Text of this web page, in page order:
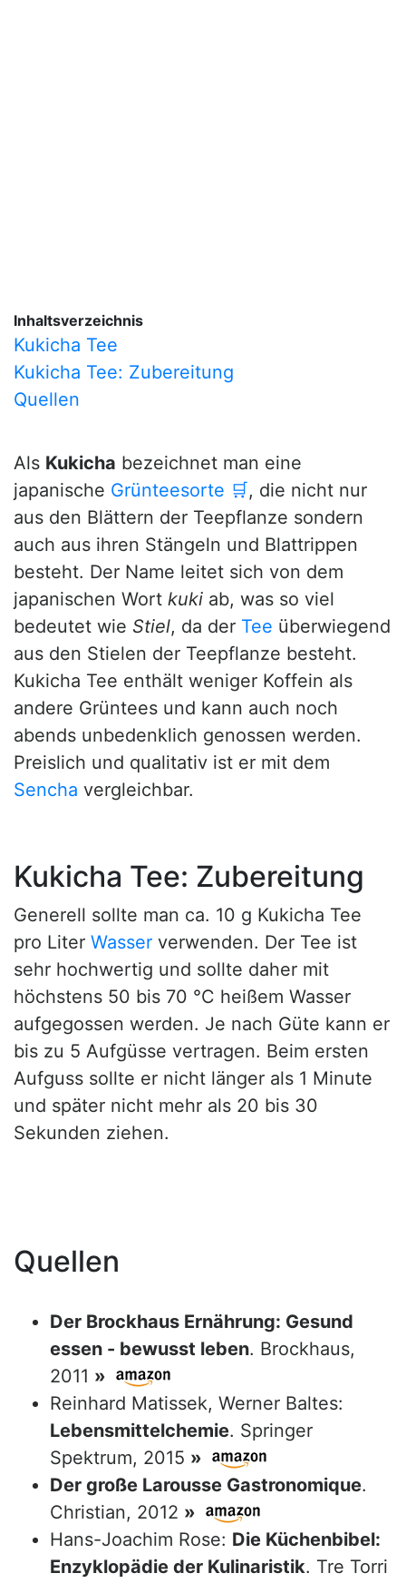
Inhaltsverzeichnis
Kukicha Tee
Kukicha Tee: Zubereitung
Quellen
Als Kukicha bezeichnet man eine
japanische Grünteesorte 🛒, die nicht nur
aus den Blättern der Teepflanze sondern
auch aus ihren Stängeln und Blattrippen
besteht. Der Name leitet sich von dem
japanischen Wort kuki ab, was so viel
bedeutet wie Stiel, da der Tee überwiegend
aus den Stielen der Teepflanze besteht.
Kukicha Tee enthält weniger Koffein als
andere Grüntees und kann auch noch
abends unbedenklich genossen werden.
Preislich und qualitativ ist er mit dem
Sencha vergleichbar.
Kukicha Tee: Zubereitung
Generell sollte man ca. 10 g Kukicha Tee
pro Liter Wasser verwenden. Der Tee ist
sehr hochwertig und sollte daher mit
höchstens 50 bis 70 °C heißem Wasser
aufgegossen werden. Je nach Güte kann er
bis zu 5 Aufgüsse vertragen. Beim ersten
Aufguss sollte er nicht länger als 1 Minute
und später nicht mehr als 20 bis 30
Sekunden ziehen.
Quellen
Der Brockhaus Ernährung: Gesund
essen - bewusst leben. Brockhaus,
2011 »
Reinhard Matissek, Werner Baltes:
Lebensmittelchemie. Springer
Spektrum, 2015 »
Der große Larousse Gastronomique.
Christian, 2012 »
Hans-Joachim Rose: Die Küchenbibel:
Enzyklopädie der Kulinaristik. Tre Torri